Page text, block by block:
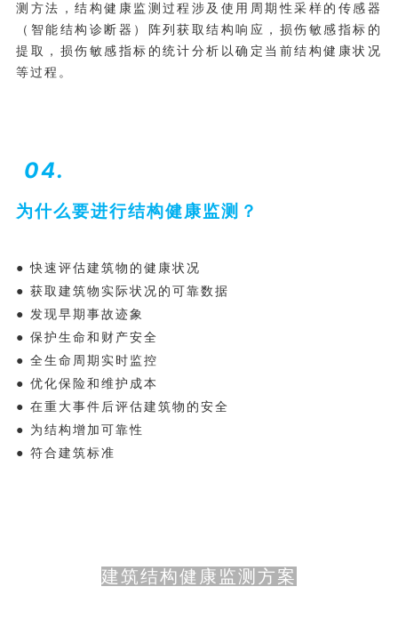
测方法，结构健康监测过程涉及使用周期性采样的传感器
（智能结构诊断器）阵列获取结构响应，损伤敏感指标的
提取，损伤敏感指标的统计分析以确定当前结构健康状况
等过程。
04.
为什么要进行结构健康监测？
● 快速评估建筑物的健康状况
● 获取建筑物实际状况的可靠数据
● 发现早期事故迹象
● 保护生命和财产安全
● 全生命周期实时监控
● 优化保险和维护成本
● 在重大事件后评估建筑物的安全
● 为结构增加可靠性
● 符合建筑标准
建筑结构健康监测方案